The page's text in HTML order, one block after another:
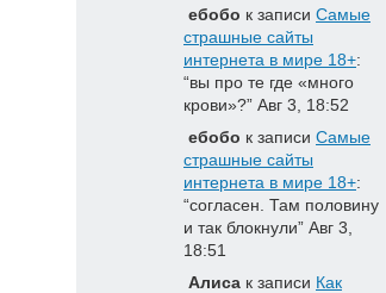
ебобо к записи Самые
страшные сайты
интернета в мире 18+:
“вы про те где «много
крови»?” Авг 3, 18:52
ебобо к записи Самые
страшные сайты
интернета в мире 18+:
“согласен. Там половину
и так блокнули” Авг 3,
18:51
Алиса к записи Как